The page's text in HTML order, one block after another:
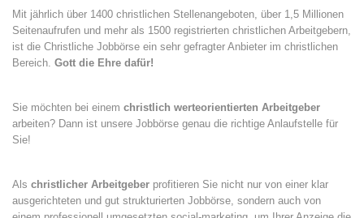
Mit jährlich über 1400 christlichen Stellenangeboten, über 1,5 Millionen
Seitenaufrufen und mehr als 1500 registrierten christlichen Arbeitgebern,
ist die Christliche Jobbörse ein sehr gefragter Anbieter im christlichen
Bereich. Gott die Ehre dafür!
Sie möchten bei einem christlich werteorientierten Arbeitgeber
arbeiten? Dann ist unsere Jobbörse genau die richtige Anlaufstelle für
Sie!
Als christlicher Arbeitgeber profitieren Sie nicht nur von einer klar
ausgerichteten und gut strukturierten Jobbörse, sondern auch von